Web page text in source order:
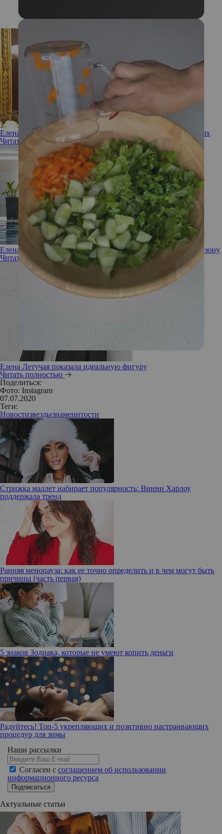
Елена Летучая впервые рассказала о пластических операциях
Читать полностью
Елена Летучая вышла из изоляции и готовится к летнему сезону
Читать полностью
Елена Летучая показала идеальную фигуру
Читать полностью
Поделиться:
Фото: Instagram
07.07.2020
Теги:
Новостизвездызнаменитости
Стрижка маллет набирает популярность: Винни Харлоу
поддержала тренд
Ранняя менопауза: как ее точно определить и в чем могут быть
причины (часть первая)
5 знаков Зодиака, которые не умеют копить деньги
Радуйтесь! Топ-5 укрепляющих и позитивно настраивающих
процедур для зимы
Наши рассылки
Согласен с соглашением об использовании
информационного ресурса
Подписаться
Актуальные статьи